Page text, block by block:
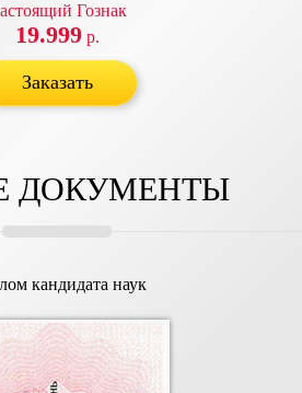
Гознак
19.999р.
ДОКУМЕНТЫ
кандидата наук